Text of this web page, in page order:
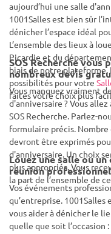
aujourd’hui une salle
1001Salles est bien sûr
dénicher l’espace idéal
L’ensemble des lieux à
Picardie et du
biais de notre
possibilités pour votre
faites votre choix plus
SOS Recherche vous
nombreux devis
Vous manquez vraiment
d'anniversaire ? Vous
SOS Recherche. Parlez-
formulaire précis.
devront être exprimés
d'anniversaire. Un choix
plus appropriés. Vous
la part de l’ensemble de
Louez une salle ou
réunion
Vos événements
qu’entreprise. 1001Salles
vous aider à dénicher le
quelle que soit l’occasion